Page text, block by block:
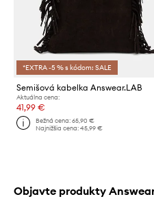
*EXTRA -5 % s kódom: SALE
Semišová kabelka Answear.LAB
Aktuálna cena:
41,99 €
Bežná cena:65,90 €
Najnižšia cena:45,99 €
Objavte produkty